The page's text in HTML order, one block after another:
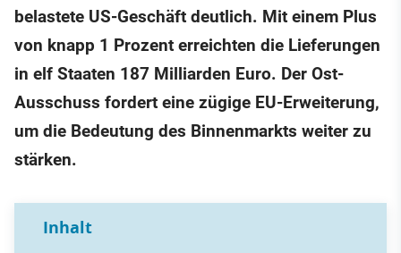
belastete US-Geschäft deutlich. Mit einem Plus
von knapp 1 Prozent erreichten die Lieferungen
in elf Staaten 187 Milliarden Euro. Der Ost-
Ausschuss fordert eine zügige EU-Erweiterung,
um die Bedeutung des Binnenmarkts weiter zu
stärken.
Inhalt